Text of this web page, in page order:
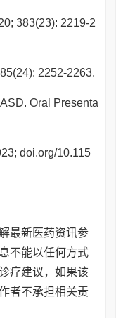
383(23): 2219-2
2252-2263.
Oral Presenta
doi.org/10.115
最新医药资讯参
不能以任何方式
疗建议，如果该
者不承担相关责